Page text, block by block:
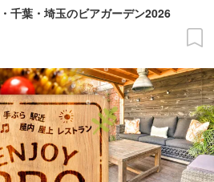
千葉・埼玉のビアガーデン2026